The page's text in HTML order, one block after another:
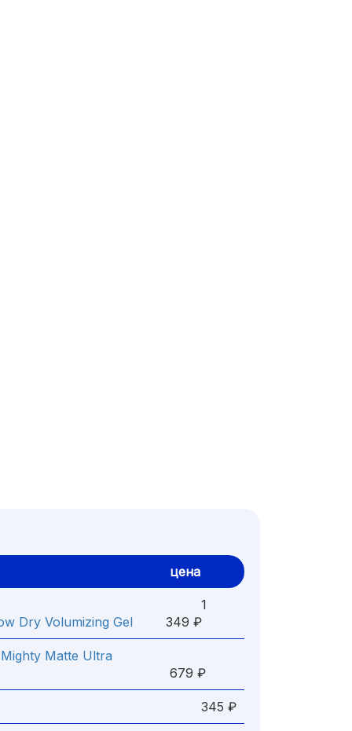
цена
Dry Volumizing Gel
1
349 ₽
Matte Ultra
679 ₽
345 ₽